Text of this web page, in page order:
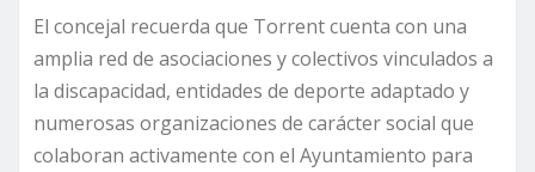
El concejal recuerda que Torrent cuenta con una
amplia red de asociaciones y colectivos vinculados a
la discapacidad, entidades de deporte adaptado y
numerosas organizaciones de carácter social que
colaboran activamente con el Ayuntamiento para